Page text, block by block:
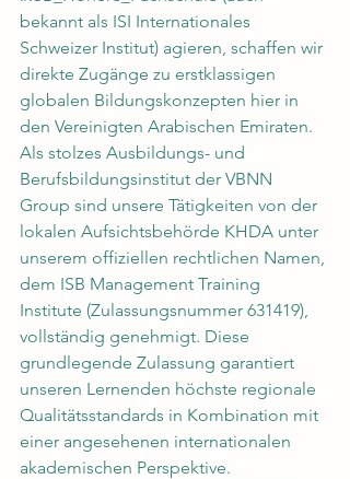
bekannt als ISI Internationales
Schweizer Institut) agieren, schaffen wir
direkte Zugänge zu erstklassigen
globalen Bildungskonzepten hier in
den Vereinigten Arabischen Emiraten.
Als stolzes Ausbildungs- und
Berufsbildungsinstitut der VBNN
Group sind unsere Tätigkeiten von der
lokalen Aufsichtsbehörde KHDA unter
unserem offiziellen rechtlichen Namen,
dem ISB Management Training
Institute (Zulassungsnummer 631419),
vollständig genehmigt. Diese
grundlegende Zulassung garantiert
unseren Lernenden höchste regionale
Qualitätsstandards in Kombination mit
einer angesehenen internationalen
akademischen Perspektive.